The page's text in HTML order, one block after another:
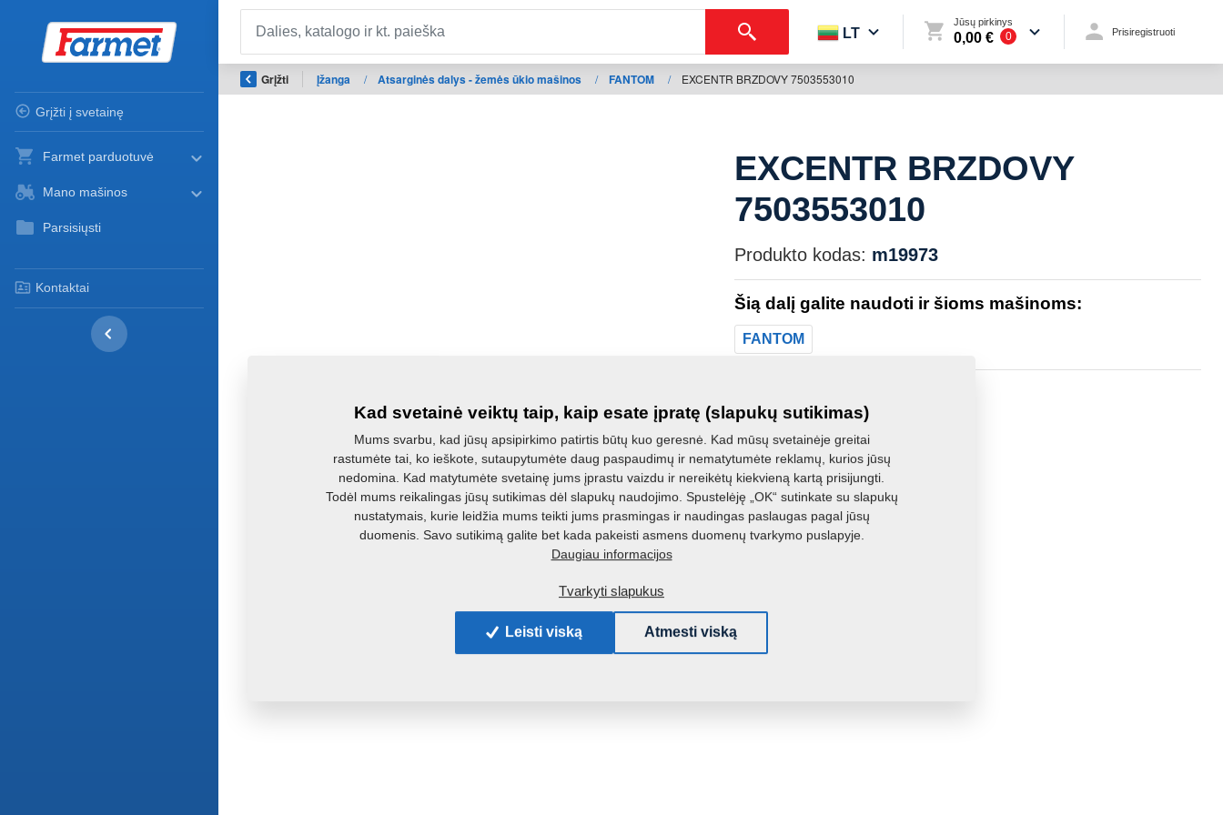
Grįžti į svetainę
Farmet parduotuvė
Mano mašinos
Parsisiųsti
Kontaktai
LT
Jūsų pirkinys
0,00 € 0 Prisiregistruoti
Grįžti Įžanga / Atsarginės dalys - žemės ūkio mašinos / FANTOM / EXCENTR BRZDOVY 7503553010
EXCENTR BRZDOVY
7503553010
Produkto kodas: m19973
Šią dalį galite naudoti ir šioms mašinoms:
FANTOM
Kad svetainė veiktų taip, kaip esate įpratę (slapukų sutikimas)
Mums svarbu, kad jūsų apsipirkimo patirtis būtų kuo geresnė. Kad mūsų svetainėje greitai
rastumėte tai, ko ieškote, sutaupytumėte daug paspaudimų ir nematytumėte reklamų, kurios jūsų
nedomina. Kad matytumėte svetainę jums įprastu vaizdu ir nereikėtų kiekvieną kartą prisijungti.
Todėl mums reikalingas jūsų sutikimas dėl slapukų naudojimo. Spustelėję „OK“ sutinkate su slapukų
nustatymais, kurie leidžia mums teikti jums prasmingas ir naudingas paslaugas pagal jūsų
duomenis. Savo sutikimą galite bet kada pakeisti asmens duomenų tvarkymo puslapyje.
Daugiau informacijos
Tvarkyti slapukus
Leisti viską Atmesti viską